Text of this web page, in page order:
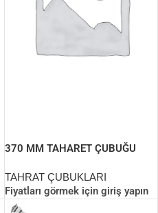
370 MM TAHARET ÇUBUĞU
TAHRAT ÇUBUKLARI
Fiyatları görmek için giriş yapın